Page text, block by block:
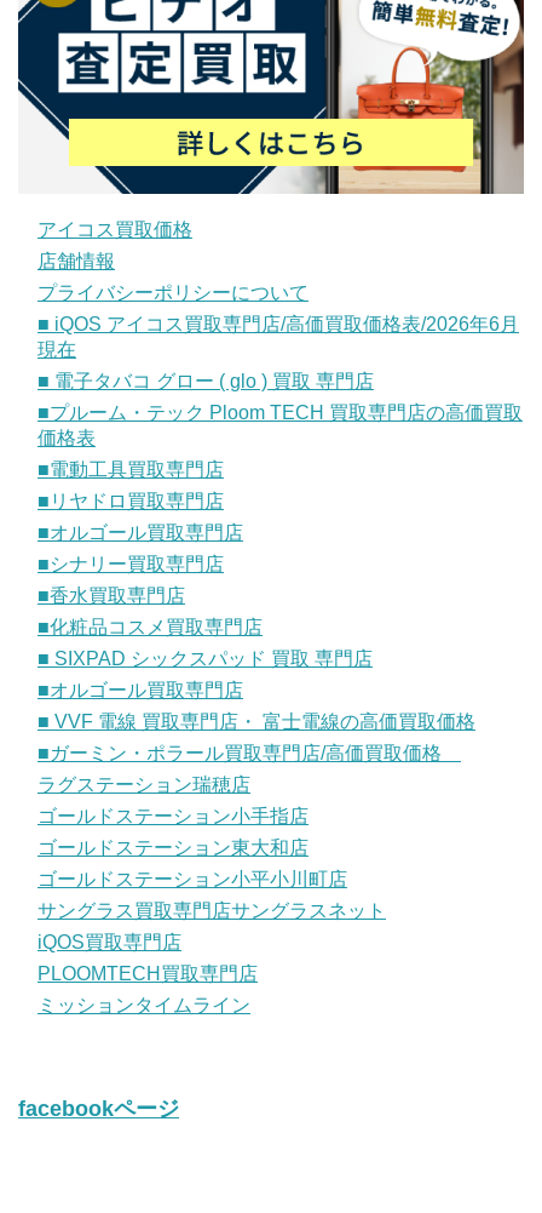
アイコス買取価格
店舗情報
プライバシーポリシーについて
■ iQOS アイコス買取専門店/高価買取価格表/2026年6月
現在
■ 電子タバコ グロー ( glo ) 買取 専門店
■プルーム・テック Ploom TECH 買取専門店の高価買取
価格表
■電動工具買取専門店
■リヤドロ買取専門店
■オルゴール買取専門店
■シナリー買取専門店
■香水買取専門店
■化粧品コスメ買取専門店
■ SIXPAD シックスパッド 買取 専門店
■オルゴール買取専門店
■ VVF 電線 買取専門店・ 富士電線の高価買取価格
■ガーミン・ポラール買取専門店/高価買取価格
ラグステーション瑞穂店
ゴールドステーション小手指店
ゴールドステーション東大和店
ゴールドステーション小平小川町店
サングラス買取専門店サングラスネット
iQOS買取専門店
PLOOMTECH買取専門店
ミッションタイムライン
facebookページ